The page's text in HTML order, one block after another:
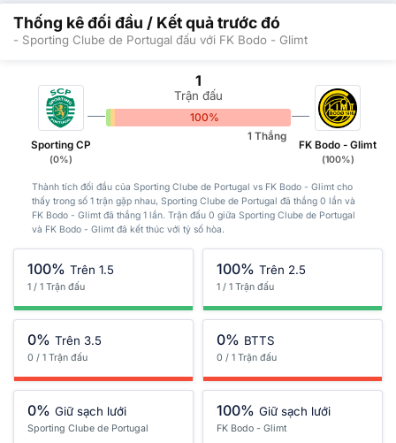
Thống kê đối đầu / Kết quả trước đó
- Sporting Clube de Portugal đấu với FK Bodo - Glimt
Sporting CP
(0%)
1
Trận đấu
100%
1 Thắng
FK Bodo - Glimt
(100%)
Thành tích đối đầu của Sporting Clube de Portugal vs FK Bodo - Glimt cho
thấy trong số 1 trận gặp nhau, Sporting Clube de Portugal đã thắng 0 lần và
FK Bodo - Glimt đã thắng 1 lần. Trận đấu 0 giữa Sporting Clube de Portugal
và FK Bodo - Glimt đã kết thúc với tỷ số hòa.
100% Trên 1.5
1 / 1 Trận đấu
100% Trên 2.5
1 / 1 Trận đấu
0% Trên 3.5
0 / 1 Trận đấu
0% BTTS
0 / 1 Trận đấu
0% Giữ sạch lưới
Sporting Clube de Portugal
100% Giữ sạch lưới
FK Bodo - Glimt